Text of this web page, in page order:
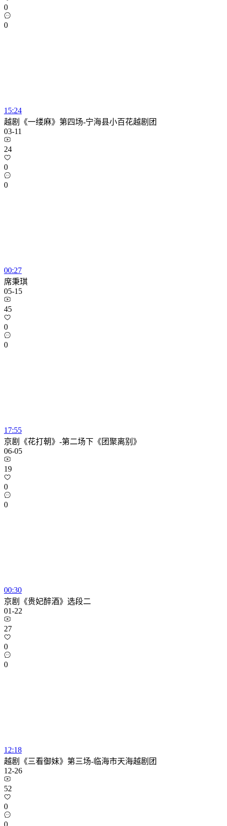
0
0
15:24
越剧《一缕麻》第四场-宁海县小百花越剧团
03-11
24
0
0
00:27
席秉琪
05-15
45
0
0
17:55
京剧《花打朝》-第二场下《团聚离别》
06-05
19
0
0
00:30
京剧《贵妃醉酒》选段二
01-22
27
0
0
12:18
越剧《三看御妹》第三场-临海市天海越剧团
12-26
52
0